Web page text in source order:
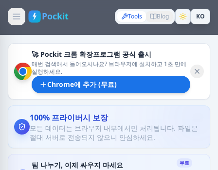
Pockit Tools Blog KO
🚀 Pockit 크롬 확장프로그램 공식 출시
매번 검색해서 들어오시나요? 브라우저에 설치하고 1초 만에
실행하세요.
Chrome에 추가 (무료)
100% 프라이버시 보장
모든 데이터는 브라우저 내부에서만 처리됩니다. 파일은
절대 서버로 전송되지 않으니 안심하세요.
무료
팀 나누기, 이제 싸우지 마세요